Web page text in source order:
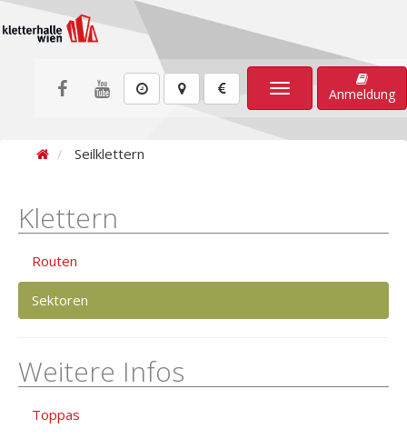
Toggle
navigation
Anmeldung
Seilklettern
Klettern
Routen
Sektoren
Weitere Infos
Toppas